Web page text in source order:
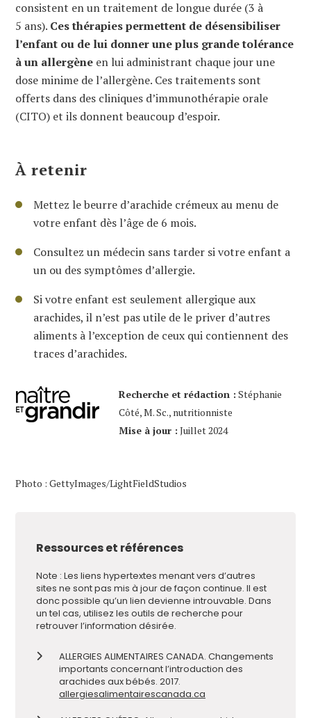
consistent en un traitement de longue durée (3 à
5 ans). Ces thérapies permettent de désensibiliser
l’enfant ou de lui donner une plus grande tolérance
à un allergène en lui administrant chaque jour une
dose minime de l’allergène. Ces traitements sont
offerts dans des cliniques d’immunothérapie orale
(CITO) et ils donnent beaucoup d’espoir.
À retenir
Mettez le beurre d’arachide crémeux au menu de
votre enfant dès l’âge de 6 mois.
Consultez un médecin sans tarder si votre enfant a
un ou des symptômes d’allergie.
Si votre enfant est seulement allergique aux
arachides, il n’est pas utile de le priver d’autres
aliments à l’exception de ceux qui contiennent des
traces d’arachides.
Recherche et rédaction : Stéphanie
Côté, M. Sc., nutritionniste
Mise à jour : Juillet 2024
Photo : GettyImages/LightFieldStudios
Ressources et références
Note : Les liens hypertextes menant vers d’autres
sites ne sont pas mis à jour de façon continue. Il est
donc possible qu’un lien devienne introuvable. Dans
un tel cas, utilisez les outils de recherche pour
retrouver l’information désirée.
ALLERGIES ALIMENTAIRES CANADA. Changements
importants concernant l’introduction des
arachides aux bébés. 2017.
allergiesalimentairescanada.ca